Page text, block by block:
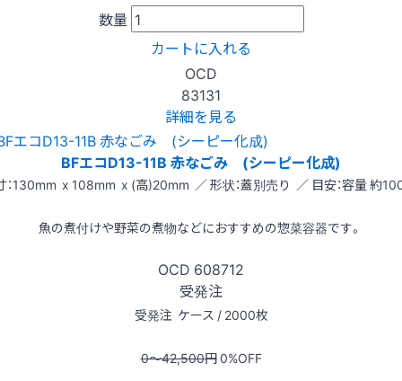
数量
カートに入れる
OCD
83131
詳細を見る
BFエコD13-11B 赤なごみ (シーピー化成)
：130mm x 108mm x (高)20mm ／ 形状：蓋別売り ／ 目安：容量 約
魚の煮付けや野菜の煮物などにおすすめの惣菜容器です。
OCD 608712
受発注
受発注 ケース / 2000枚
0〜42,500円0%OFF